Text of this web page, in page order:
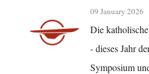
09 January 2026
Die
- dieses Jahr
Symposium